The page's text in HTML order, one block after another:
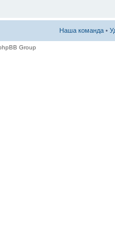
Наша команда •
Group